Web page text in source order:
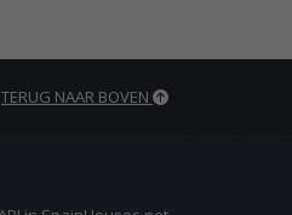
TERUG NAAR BOVEN